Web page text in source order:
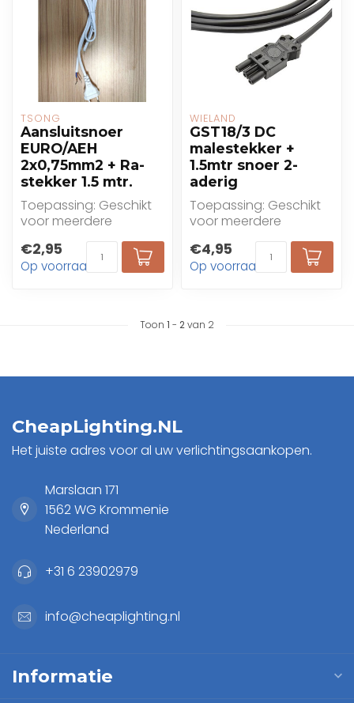
TSONG
Aansluitsnoer
EURO/AEH
2x0,75mm2 + Ra-
stekker 1.5 mtr.
Toepassing: Geschikt
voor meerdere
toepassingen
€2,95
Op voorraad
WIELAND
GST18/3 DC
malestekker +
1.5mtr snoer 2-
aderig
Toepassing: Geschikt
voor meerdere
toepassingen
€4,95
Op voorraad
Toon 1 - 2van 2
CheapLighting.NL
Het juiste adres voor al uw verlichtingsaankopen.
Marslaan 171
1562 WG Krommenie
Nederland
+31 6 23902979
info@cheaplighting.nl
Informatie